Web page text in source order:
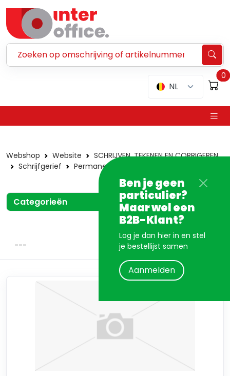
NL
0
Ben je geen
particulier?
Maar wel een
B2B-Klant?
Log je dan hier in en stel
je bestellijst samen
Aanmelden
Webshop Website
SCHRIJVEN, TEKENEN EN CORRIGEREN
Schrijfgerief
Permanente stiften
Categorieën